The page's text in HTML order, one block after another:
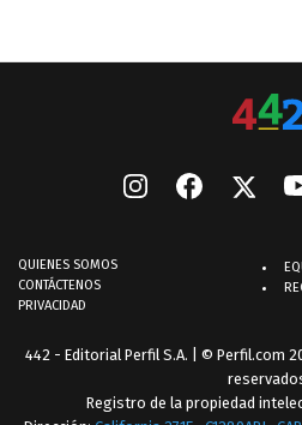
QUIENES SOMOS
CONTÁCTENOS
PRIVACIDAD
442 - Editorial Perfil S.A. | © Perfil.com
Registro de la propiedad